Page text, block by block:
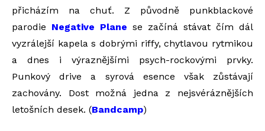
přicházím na chuť. Z původně punkblackové
parodie Negative Plane se začíná stávat čím dál
vyzrálejší kapela s dobrými riffy, chytlavou rytmikou
a dnes i výraznějšími psych-rockovými prvky.
Punkový drive a syrová esence však zůstávají
zachovány. Dost možná jedna z nejsvéráznějších
letošních desek. (Bandcamp)